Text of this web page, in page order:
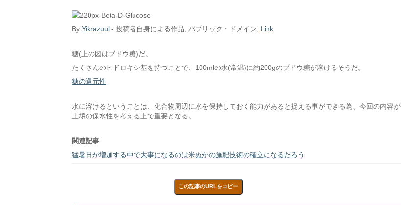
By Yikrazuul - 投稿者自身による作品 , パブリック・ドメイン, Link
糖(上の図はブドウ糖)だ。
たくさんのヒドロキシ基を持つことで、100mlの水(常温)に約200gのブドウ糖が溶けるそうだ。
糖の還元性
水に溶けるということは、化合物周辺に水を保持しておく能力があると捉える事ができる為、今回の内容が
土壌の保水性を考える上で重要となる。
関連記事
猛暑日が増加する中で大事になるのは米ぬかの施肥技術の確立になるだろう
この記事のURLをコピー